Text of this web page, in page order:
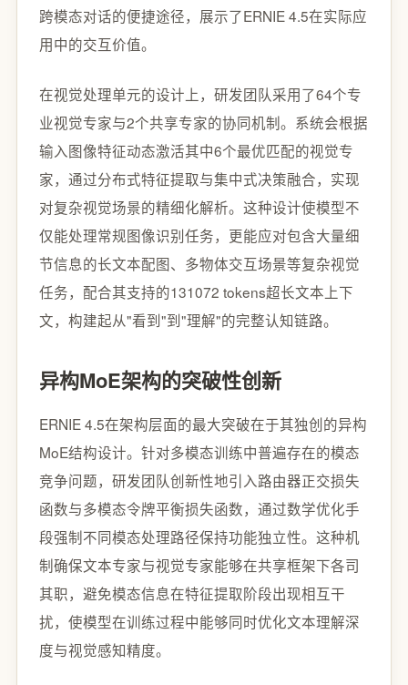
跨模态对话的便捷途径，展示了ERNIE 4.5在实际应
用中的交互价值。
在视觉处理单元的设计上，研发团队采用了64个专
业视觉专家与2个共享专家的协同机制。系统会根据
输入图像特征动态激活其中6个最优匹配的视觉专
家，通过分布式特征提取与集中式决策融合，实现
对复杂视觉场景的精细化解析。这种设计使模型不
仅能处理常规图像识别任务，更能应对包含大量细
节信息的长文本配图、多物体交互场景等复杂视觉
任务，配合其支持的131072 tokens超长文本上下
文，构建起从"看到"到"理解"的完整认知链路。
异构MoE架构的突破性创新
ERNIE 4.5在架构层面的最大突破在于其独创的异构
MoE结构设计。针对多模态训练中普遍存在的模态
竞争问题，研发团队创新性地引入路由器正交损失
函数与多模态令牌平衡损失函数，通过数学优化手
段强制不同模态处理路径保持功能独立性。这种机
制确保文本专家与视觉专家能够在共享框架下各司
其职，避免模态信息在特征提取阶段出现相互干
扰，使模型在训练过程中能够同时优化文本理解深
度与视觉感知精度。